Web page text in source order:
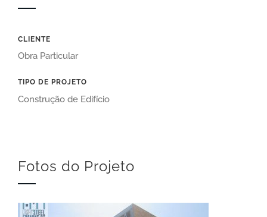
CLIENTE
Obra Particular
TIPO DE PROJETO
Construção de Edifício
Fotos do Projeto